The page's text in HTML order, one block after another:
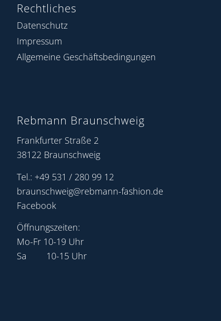
Rechtliches
Datenschutz
Impressum
Allgemeine Geschäftsbedingungen
Rebmann Braunschweig
Frankfurter Straße 2
38122 Braunschweig
Tel.: +49 531 / 280 99 12
braunschweig@rebmann-fashion.de
Facebook
Öffnungszeiten:
Mo-Fr 10-19 Uhr
Sa 10-15 Uhr